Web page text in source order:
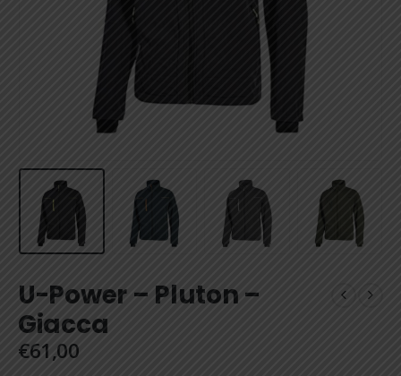
U-Power – Pluton –
Giacca
€61,00